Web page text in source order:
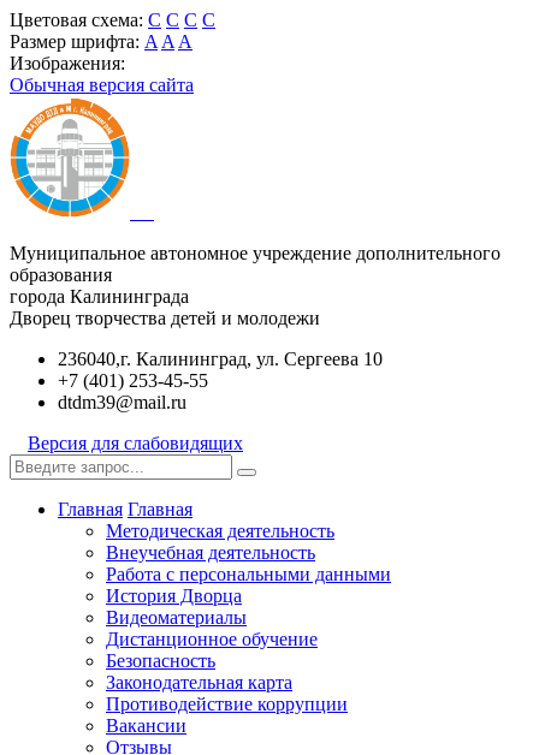
Цветовая схема: C C C C
Размер шрифта: A A A
Изображения:
Обычная версия сайта
Муниципальное автономное учреждение дополнительного
образования
города Калининграда
Дворец творчества детей и молодежи
236040,г. Калининград, ул. Сергеева 10
+7 (401) 253-45-55
dtdm39@mail.ru
Версия для слабовидящих
Главная Главная
Методическая деятельность
Внеучебная деятельность
Работа с персональными данными
История Дворца
Видеоматериалы
Дистанционное обучение
Безопасность
Законодательная карта
Противодействие коррупции
Вакансии
Отзывы